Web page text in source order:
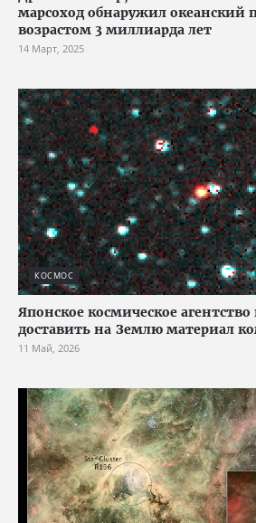
марсоход обнаружил океанский
возрастом 3 миллиарда лет
14 Март, 2025
КОСМОС
Японское космическое
доставить на Землю материал
11 Май, 2026